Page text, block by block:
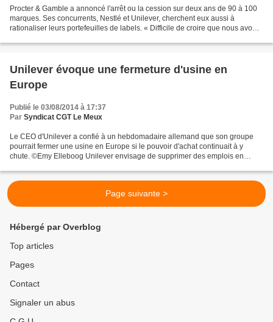
Procter & Gamble a annoncé l'arrêt ou la cession sur deux ans de 90 à 100
marques. Ses concurrents, Nestlé et Unilever, cherchent eux aussi à
rationaliser leurs portefeuilles de labels. « Difficile de croire que nous avons
Unilever évoque une fermeture d'usine en
Europe
Publié le 03/08/2014 à 17:37
Par Syndicat CGT Le Meux
Le CEO d'Unilever a confié à un hebdomadaire allemand que son groupe
pourrait fermer une usine en Europe si le pouvoir d'achat continuait à y
chute. ©Emy Elleboog Unilever envisage de supprimer des emplois en
Page suivante >
Hébergé par Overblog
Top articles
Pages
Contact
Signaler un abus